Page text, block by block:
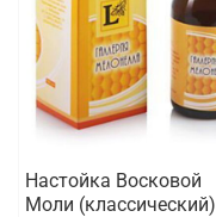
Настойка Восковой
Моли (классический)